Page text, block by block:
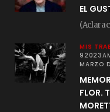
EL
MIS
MARZO
FLOR.